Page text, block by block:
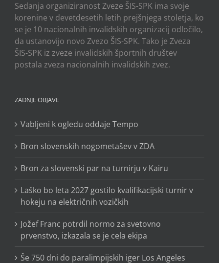
Sedanja organiziranost Zveze ŠIS-SPK ima svoje
korenine v devetdesetih letih prejšnjega stoletja, ko
se je 10 nacionalnih invalidskih organizacij odločilo,
da ustanovijo novo Zvezo ŠIS-SPK. Tako je Zveza
ŠIS-SPK iz zveze invalidskih športnih društev
postala zveza nacionalnih invalidskih zvez.
ZADNJE OBJAVE
Vabljeni k ogledu oddaje Tempo
Bron slovenskih nogometašev v ZDA
Bron za slovenski par na turnirju v Kairu
Laško bo leta 2027 gostilo kvalifikacijski turnir v
hokeju na električnih vozičkih
Jožef Franc potrdil normo za svetovno
prvenstvo, izkazala se je cela ekipa
Še 750 dni do paralimpijskih iger Los Angeles